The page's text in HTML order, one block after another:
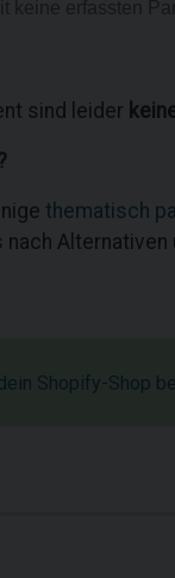
sind leider
thematisch
nach Alternativen
Shopify-Shop